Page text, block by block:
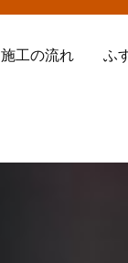
施工の流れ ふ